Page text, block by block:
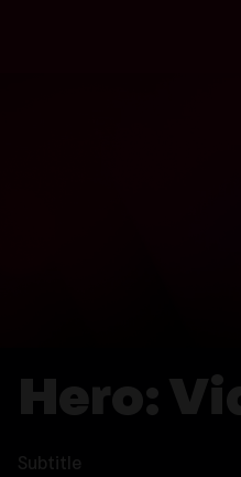
Hero:
Subtitle